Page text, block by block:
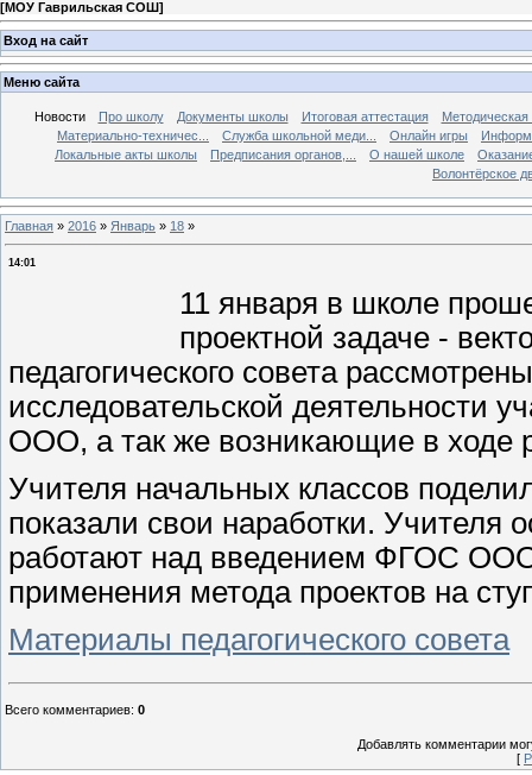
[МОУ Гаврильская СОШ]
Вход на сайт
Меню сайта
Новости Про школу Документы школы Итоговая аттестация
Методическая
Материально-техничес...
Служба школьной меди... Онлайн игры
Локальные акты школы
Предписания органов,... О нашей школе
Волонтёрское
Главная » 2016 » Январь » 18 »
14:01
11 января в школе
проектной задаче -
педагогического совета
исследовательской
ООО, а так же возникающие в ходе
Учителя начальных классов
показали свои наработки. Учителя
работают над введением ФГОС
применения метода проектов на
Материалы педагогического совета
Всего комментариев: 0
Добавлять комментарии
[